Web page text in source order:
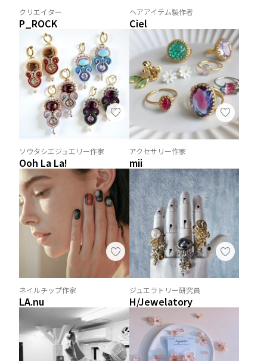
クリエイター
P_ROCK
ヘアアイテム製作者
Ciel
ソウタシエジュエリー作家
Ooh La La!
アクセサリー作家
mii
ネイルチップ作家
LA.nu
ジュエラトリー研究員
H/Jewelatory